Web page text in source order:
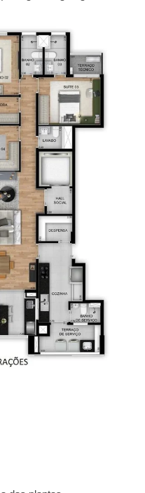
com piscina privativa,
os requisitos de lazer
com diversas
Sauna, piscina
Espaço fitness,
de festas,
se reunir com
piscina infantil,
a diversão das